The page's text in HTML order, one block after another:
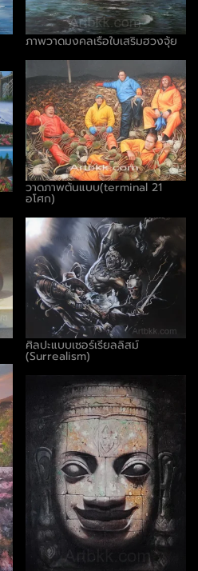
ภาพวาดมงคลเรือใบเสริมฮวงจุ้ย
วาดภาพต้นแบบ(terminal 21
อโศก)
ศิลปะแบบเซอร์เรียลลิสม์
(Surrealism)